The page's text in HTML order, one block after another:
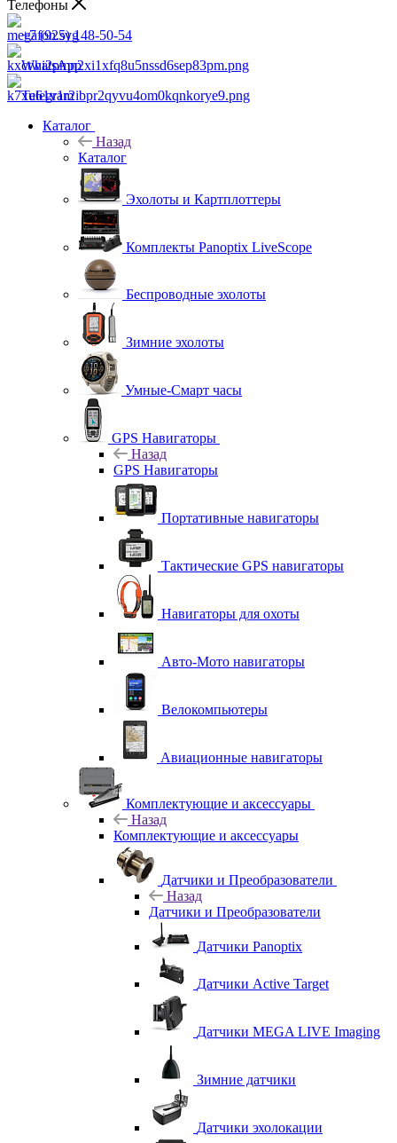
Телефоны
+7 (925) 148-50-54
WhatsApp
Telegram
Каталог
Назад
Каталог
Эхолоты и Картплоттеры
Комплекты Panoptix LiveScope
Беспроводные эхолоты
Зимние эхолоты
Умные-Смарт часы
GPS Навигаторы
Назад
GPS Навигаторы
Портативные навигаторы
Тактические GPS навигаторы
Навигаторы для охоты
Авто-Мото навигаторы
Велокомпьютеры
Авиационные навигаторы
Комплектующие и аксессуары
Назад
Комплектующие и аксессуары
Датчики и Преобразователи
Назад
Датчики и Преобразователи
Датчики Panoptix
Датчики Active Target
Датчики MEGA LIVE Imaging
Зимние датчики
Датчики эхолокации